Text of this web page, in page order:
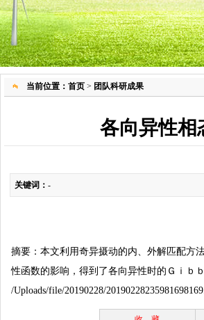
当前位置： 首页 > 团队科研成果
各向异性相
关键词： -
摘要：本文利用奇异摄动的内、外解匹配方
性函数的影响，得到了各向异性时的Ｇｉｂ
/Uploads/file/20190228/